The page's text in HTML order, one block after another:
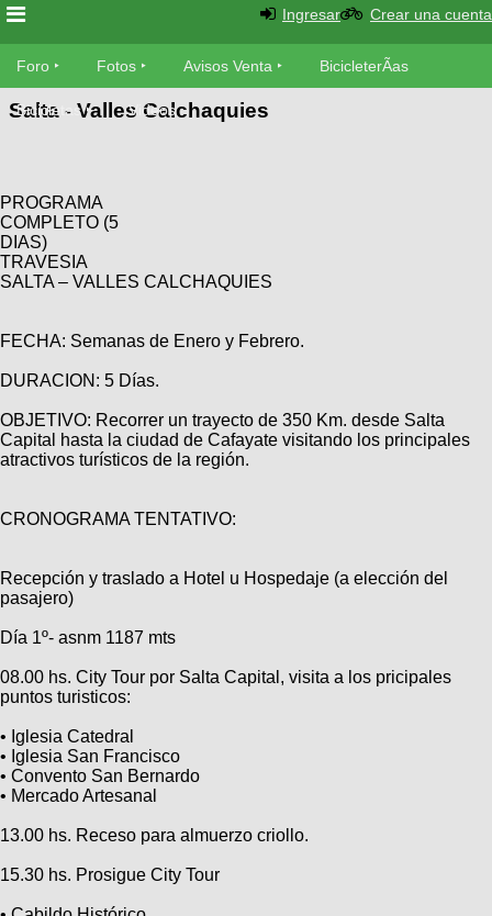
Foro
Foro
Fotos
SUBÃ
tu foto
Galeria
Bicicletas
Viajes
Descenso
Dirt
De
Enduro
Ranking
Fotos
del
Ventas
SUBÃ
Buscar
Ultimos
Fotos
CANJE
Mi
ReputaciÃ³n
Mis
Compras
Ventas
BicicleterÃ­
as
Bicicletas
Bicicletas
Tandem
TÃ©cnica
Robadas
Noticias
Calendario
Cicloturismo
cicloturismo
de
Foro
viajes
Usuarios
Ãšltimos
Buscar
Mis
Actividad
Amigos
Ingresar Crear una cuenta
Foro Fotos Avisos Venta BicicleterÃ­as
Bicicletas Videos
Salta - Valles Calchaquies
PROGRAMA
COMPLETO (5
DIAS)
TRAVESIA
SALTA – VALLES CALCHAQUIES
FECHA: Semanas de Enero y Febrero.
DURACION: 5 Días.
OBJETIVO: Recorrer un trayecto de 350 Km. desde Salta
Capital hasta la ciudad de Cafayate visitando los principales
atractivos turísticos de la región.
CRONOGRAMA TENTATIVO:
Recepción y traslado a Hotel u Hospedaje (a elección del
pasajero)
Día 1º- asnm 1187 mts
08.00 hs. City Tour por Salta Capital, visita a los pricipales
puntos turisticos:
• Iglesia Catedral
• Iglesia San Francisco
• Convento San Bernardo
• Mercado Artesanal
13.00 hs. Receso para almuerzo criollo.
15.30 hs. Prosigue City Tour